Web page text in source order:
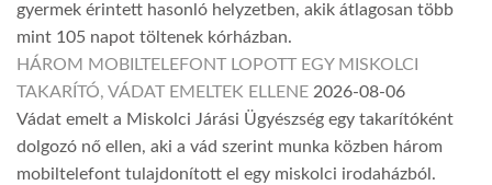
gyermek érintett hasonló helyzetben, akik átlagosan több
mint 105 napot töltenek kórházban.
HÁROM MOBILTELEFONT LOPOTT EGY MISKOLCI
TAKARÍTÓ, VÁDAT EMELTEK ELLENE 2026-08-06
Vádat emelt a Miskolci Járási Ügyészség egy takarítóként
dolgozó nő ellen, aki a vád szerint munka közben három
mobiltelefont tulajdonított el egy miskolci irodaházból.